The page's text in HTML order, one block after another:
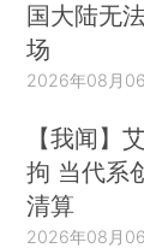
国大陆无
场
2026年08月
【我闻】
拘 当代系
清算
2026年08月